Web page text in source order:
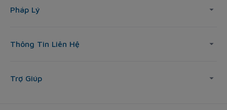
Pháp Lý
Thông Tin Liên Hệ
Trợ Giúp